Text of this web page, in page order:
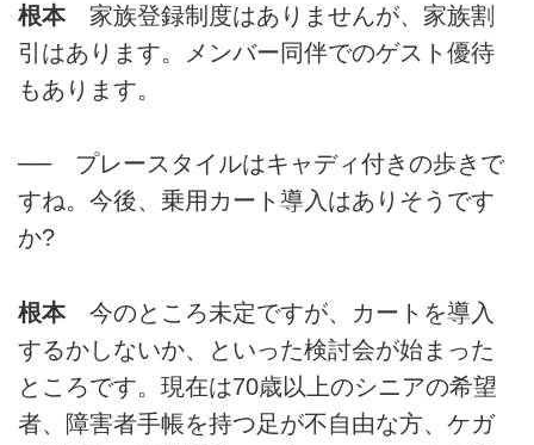
根本家族登録制度はありませんが、家族割
引はあります。メンバー同伴でのゲスト優待
もあります。
── プレースタイルはキャディ付きの歩きで
すね。今後、乗用カート導入はありそうです
か?
根本今のところ未定ですが、カートを導入
するかしないか、といった検討会が始まった
ところです。現在は70歳以上のシニアの希望
者、障害者手帳を持つ足が不自由な方、ケガ